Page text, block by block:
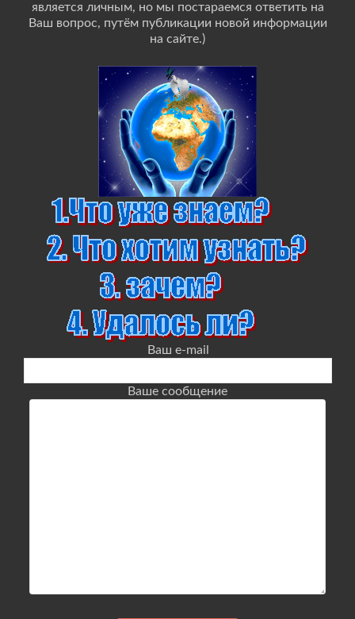
является личным, но мы постараемся ответить на
Ваш вопрос, путём публикации новой информации
на сайте.)
Ваш e-mail
Ваше сообщение